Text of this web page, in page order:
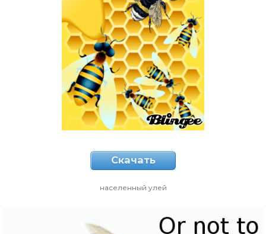
Скачать
населенный улей